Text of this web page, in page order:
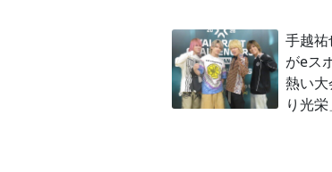
手越
がeス
熱い
り光